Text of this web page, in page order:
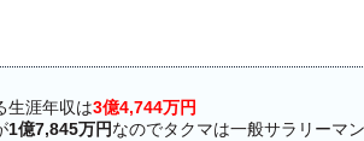
生涯年収は3億4,744万円
1億7,845万円なのでタクマは一般サラリーマ